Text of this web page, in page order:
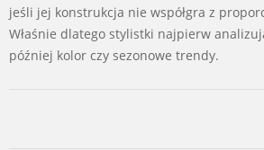
jeśli jej konstrukcja nie współgra z
Właśnie dlatego stylistki najpierw
później kolor czy sezonowe trendy.